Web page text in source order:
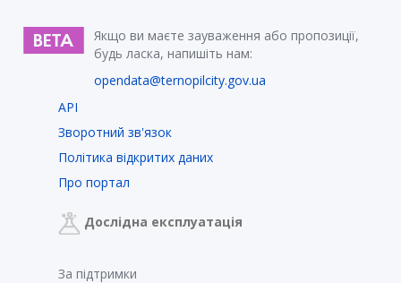
Якщо ви маєте зауваження або пропозиції,
будь ласка, напишіть нам:
opendata@ternopilcity.gov.ua
API
Зворотний зв'язок
Політика відкритих даних
Про портал
Дослідна експлуатація
За підтримки